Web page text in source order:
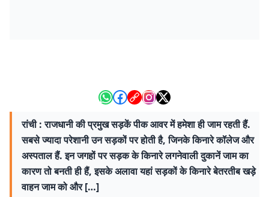
रांची : राजधानी की प्रमुख सड़कें पीक आवर में हमेशा ही जाम रहती हैं.
सबसे ज्यादा परेशानी उन सड़कों पर होती है, जिनके किनारे कॉलेज और
अस्पताल हैं. इन जगहों पर सड़क के किनारे लगनेवाली दुकानें जाम का
कारण तो बनती ही हैं, इसके अलावा यहां सड़कों के किनारे बेतरतीब खड़े
वाहन जाम को और […]